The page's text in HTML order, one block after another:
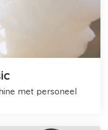
met personeel